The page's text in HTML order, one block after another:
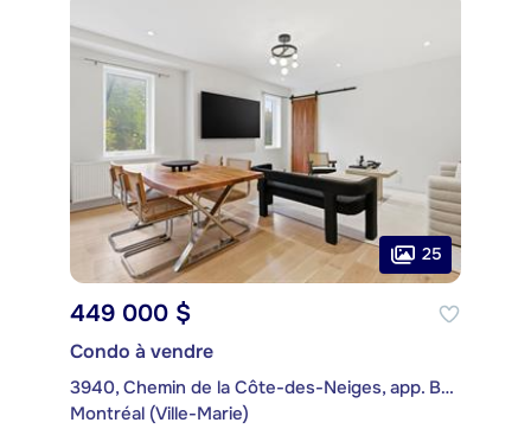
25
449 000 $
Condo à vendre
3940, Chemin de la Côte-des-Neiges, app. B35
Montréal (Ville-Marie)